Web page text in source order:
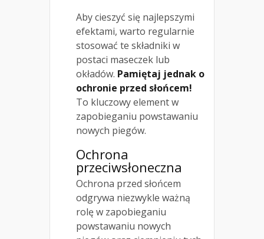
Aby cieszyć się najlepszymi
efektami, warto regularnie
stosować te składniki w
postaci maseczek lub
okładów. Pamiętaj jednak o
ochronie przed słońcem!
To kluczowy element w
zapobieganiu powstawaniu
nowych piegów.
Ochrona
przeciwsłoneczna
Ochrona przed słońcem
odgrywa niezwykle ważną
rolę w zapobieganiu
powstawaniu nowych